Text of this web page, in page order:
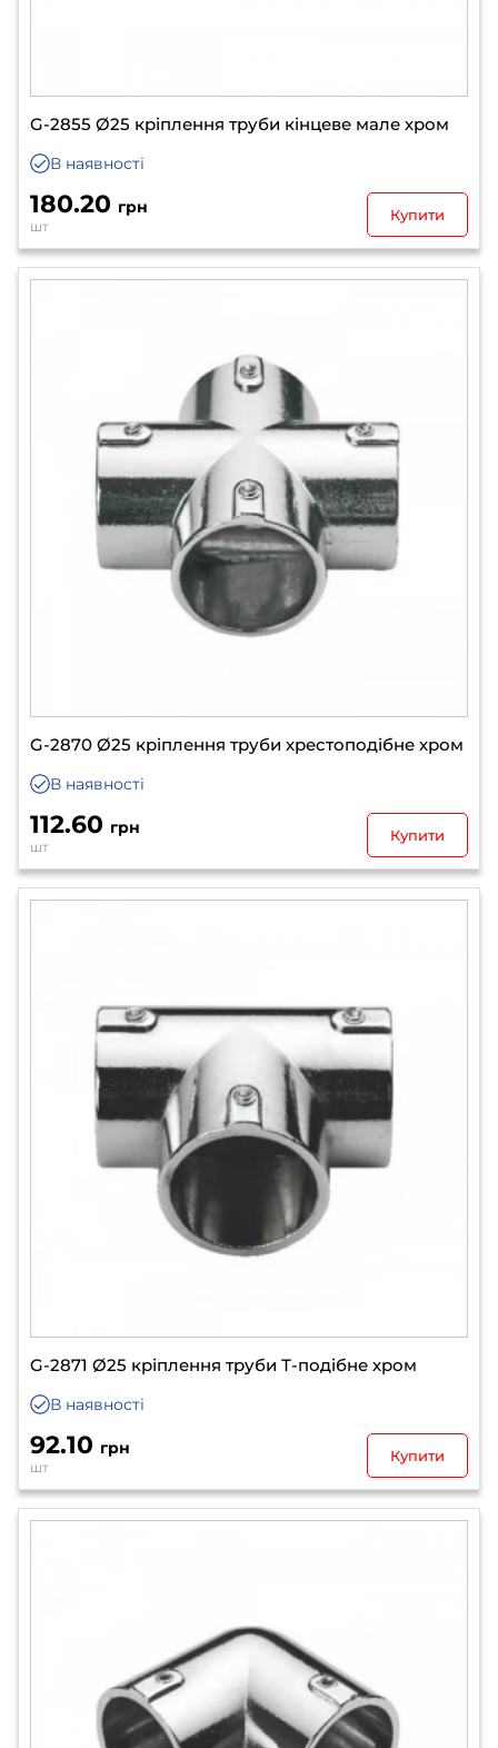
G-2855 Ø25 кріплення труби кінцеве мале хром
В наявності
180.20 грн
шт
Купити
G-2870 Ø25 кріплення труби хрестоподібне хром
В наявності
112.60 грн
шт
Купити
G-2871 Ø25 кріплення труби Т-подібне хром
В наявності
92.10 грн
шт
Купити